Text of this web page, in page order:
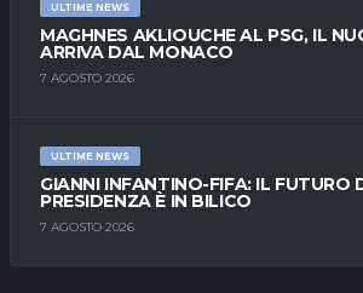
ULTIME NEWS
MAGHNES AKLIOUCHE AL PSG, IL
ARRIVA DAL MONACO
7 AGOSTO 2026
ULTIME NEWS
GIANNI INFANTINO-FIFA: IL FUTURO
PRESIDENZA È IN BILICO
7 AGOSTO 2026